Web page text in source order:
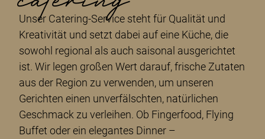
Unser Catering-Service steht für Qualität und
Kreativität und setzt dabei auf eine Küche, die
sowohl regional als auch saisonal ausgerichtet
ist. Wir legen großen Wert darauf, frische Zutaten
aus der Region zu verwenden, um unseren
Gerichten einen unverfälschten, natürlichen
Geschmack zu verleihen. Ob Fingerfood, Flying
Buffet oder ein elegantes Dinner –